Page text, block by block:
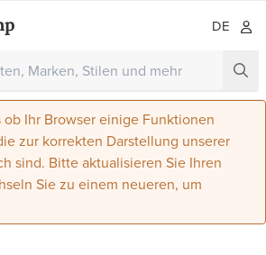
DE
ob Ihr Browser einige Funktionen
zur korrekten Darstellung unserer
sind. Bitte aktualisieren Sie Ihren
Sie zu einem neueren, um